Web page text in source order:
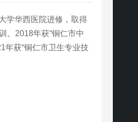
学华西医院进修，取得
。2018年获“铜仁市中
年获“铜仁市卫生专业技